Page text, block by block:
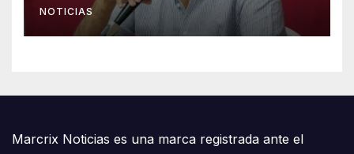
NOTICIAS
Marcrix Noticias es una marca registrada ante el